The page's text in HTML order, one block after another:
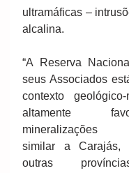
ultramáficas –
alcalina.
“A Reserva
seus Associados
contexto geológico-
altamente
mineralizações
similar a Carajás,
outras